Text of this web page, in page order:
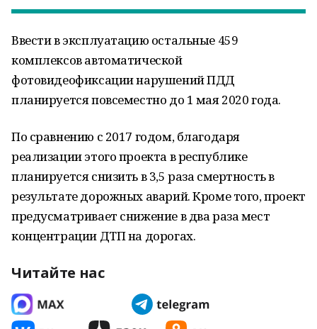
Ввести в эксплуатацию остальные 459
комплексов автоматической
фотовидеофиксации нарушений ПДД
планируется повсеместно до 1 мая 2020 года.
По сравнению с 2017 годом, благодаря
реализации этого проекта в республике
планируется снизить в 3,5 раза смертность в
результате дорожных аварий. Кроме того, проект
предусматривает снижение в два раза мест
концентрации ДТП на дорогах.
Читайте нас